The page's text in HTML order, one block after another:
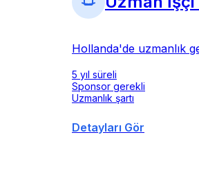
Hollanda'de uzmanlık
5 yıl süreli
Sponsor gerekli
Uzmanlık şartı
Detayları Gör